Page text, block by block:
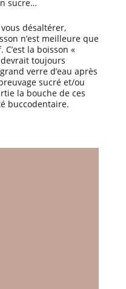
sucre…
désaltérer,
n’est meilleure que
la boisson «
devrait toujours
verre d’eau après
sucré et/ou
la bouche de ces
buccodentaire.